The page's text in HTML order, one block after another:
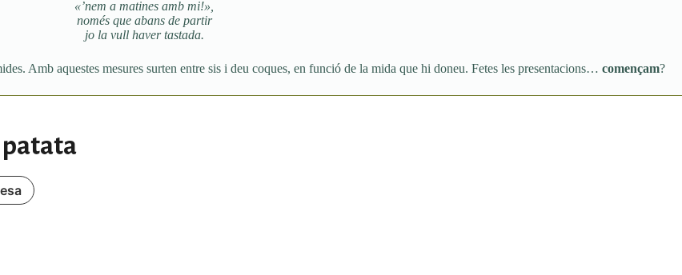
«’nem a matines amb mi!»,
només que abans de partir
jo la vull haver tastada.
Amb aquestes mesures surten entre sis i deu coques, en funció de la mida que hi doneu. Fetes les presentacions… començam?
patata